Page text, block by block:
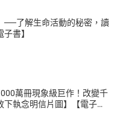
──了解生命活動的秘密，讀
書】
萬冊現象級巨作！改變千
下執念明信片圖】【電子